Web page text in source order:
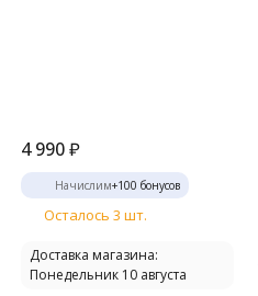
4 990₽
Начислим+100 бонусов
Осталось 3 шт.
Доставка магазина:
Понедельник 10 августа